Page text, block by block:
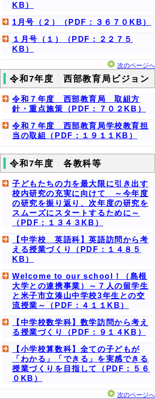
KB）
1月号（２）（PDF：３６７０KB）
１月号（１）（PDF：２２７５
KB）
次のページへ
令和7年度 西部教育局ビジョン
令和７年度 西部教育局 取組方
針・重点施策（PDF：７０２KB）
令和７年度 西部教育局学校教育担
当の取組（PDF：１９１１KB）
令和7年度 各教科等
子どもたちの力を最大限に引き出す
校内研究の充実に向けて ～今年度
の研究を振り返り、次年度の研究を
スムーズにスタートするために～
（PDF：１３４３KB）
【中学校 英語科】英語訪問から考
える授業づくり（PDF：１４８５
KB）
Welcome to our school！（島根
大学との連携事業）～７人の留学生
と米子市立湊山中学校3年生との交
流授業～（PDF：４１１KB）
【中学校数学科】数学訪問から考え
る授業づくり（PDF：９１４KB）
【小学校算数科】全ての子どもが
「わかる」「できる」を実感できる
授業づくりを目指して（PDF：５６
０KB）
次のページへ